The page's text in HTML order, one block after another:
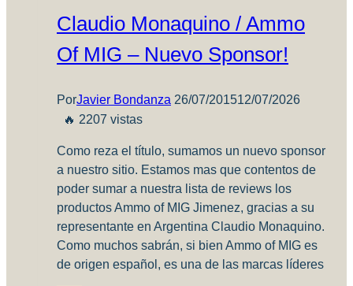
1
Realizando
compra
Claudio Monaquino / Ammo
Of MIG – Nuevo Sponsor!
PorJavier Bondanza 26/07/201512/07/2026
🔥 2207 vistas
Como reza el título, sumamos un nuevo sponsor
a nuestro sitio. Estamos mas que contentos de
poder sumar a nuestra lista de reviews los
productos Ammo of MIG Jimenez, gracias a su
representante en Argentina Claudio Monaquino.
Como muchos sabrán, si bien Ammo of MIG es
de origen español, es una de las marcas líderes